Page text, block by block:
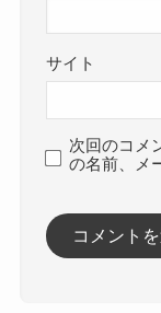
サイト
次回のコメ
の名前、メ